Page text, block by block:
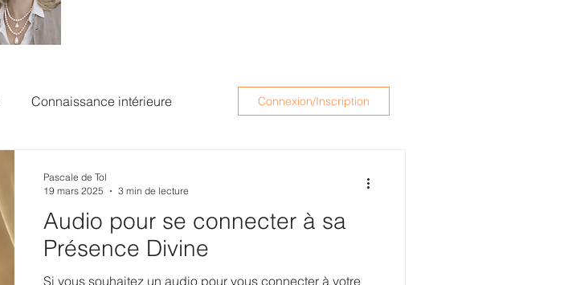
Connaissance intérieure Connexion/Inscription
Audio pour se connecter à sa
Présence Divine
Si vous souhaitez un audio pour vous connecter à votre
Pascale de Tol
19 mars 2025
3 min de lecture